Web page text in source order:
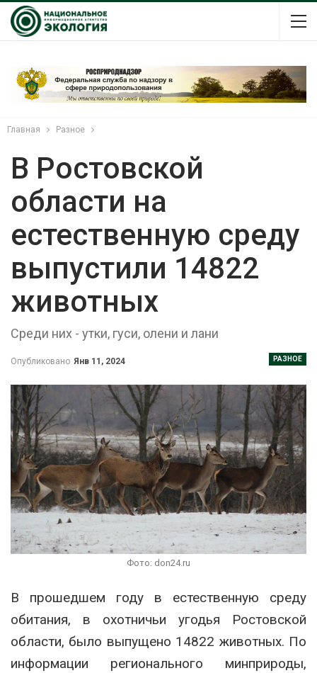
Главная Разное
В Ростовской
области на
естественную среду
выпустили 14822
животных
Среди них - утки, гуси, олени и лани
РАЗНОЕ
Опубликовано Янв 11, 2024
Фото: don24.ru
В прошедшем году в естественную среду
обитания, в охотничьи угодья Ростовской
области, было выпущено 14822 животных. По
информации регионального минприроды,